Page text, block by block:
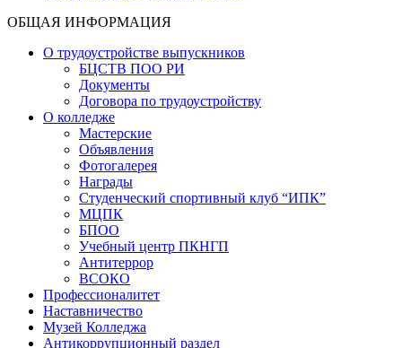
ОБЩАЯ ИНФОРМАЦИЯ
О трудоустройстве выпускников
БЦСТВ ПОО РИ
Документы
Договора по трудоустройству
О колледже
Мастерские
Объявления
Фотогалерея
Награды
Студенческий спортивный клуб “ИПК”
МЦПК
БПОО
Учебный центр ПКНГП
Антитеррор
ВСОКО
Профессионалитет
Наставничество
Музей Колледжа
Антикоррупционный раздел